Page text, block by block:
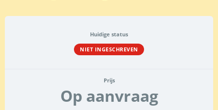
Huidige status
NIET INGESCHREVEN
Prijs
Op aanvraag